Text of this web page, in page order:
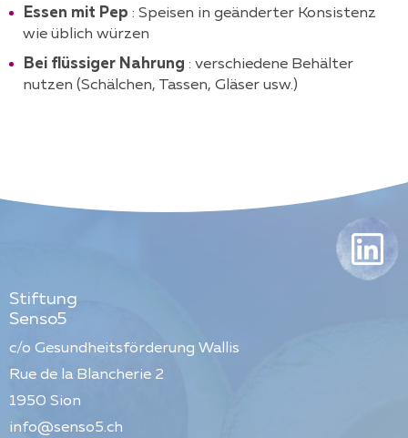
Essen mit Pep : Speisen in geänderter Konsistenz
wie üblich würzen
Bei flüssiger Nahrung : verschiedene Behälter
nutzen (Schälchen, Tassen, Gläser usw.)
Stiftung
Senso5
c/o Gesundheitsförderung Wallis
Rue de la Blancherie 2
1950 Sion
info@senso5.ch